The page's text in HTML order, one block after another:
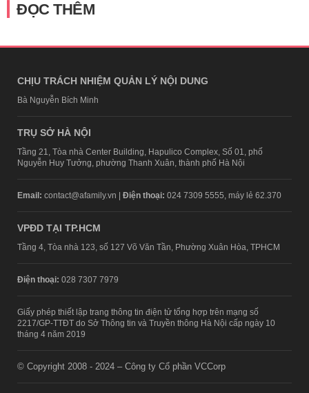
ĐỌC THÊM
CHỊU TRÁCH NHIỆM QUẢN LÝ NỘI DUNG
Bà Nguyễn Bích Minh
TRỤ SỞ HÀ NỘI
Tầng 21, Tòa nhà Center Building, Hapulico Complex, Số 01, phố
Nguyễn Huy Tưởng, phường Thanh Xuân, thành phố Hà Nội
Email: contact@afamily.vn | Điện thoại: 024 7309 5555, máy lẻ 62.370
VPĐD TẠI TP.HCM
Tầng 4, Tòa nhà 123, số 127 Võ Văn Tần, Phường Xuân Hòa, TPHCM
Điện thoại: 028 7307 7979
Giấy phép thiết lập trang thông tin điện tử tổng hợp trên mạng số
2217/GP-TTĐT do Sở Thông tin và Truyền thông Hà Nội cấp ngày 10
tháng 4 năm 2019
© Copyright 2008 - 2024 – Công ty Cổ phần VCCorp